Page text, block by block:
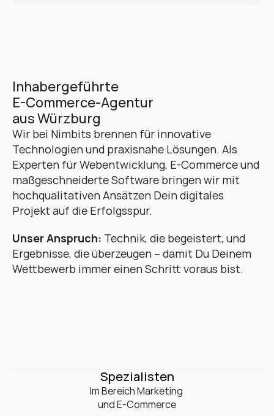
Inhabergeführte
E-Commerce-Agentur
aus Würzburg
Wir bei Nimbits brennen für innovative
Technologien und praxisnahe Lösungen. Als
Experten für Webentwicklung, E-Commerce und
maßgeschneiderte Software bringen wir mit
hochqualitativen Ansätzen Dein digitales
Projekt auf die Erfolgsspur.
Unser Anspruch: Technik, die begeistert, und
Ergebnisse, die überzeugen – damit Du Deinem
Wettbewerb immer einen Schritt voraus bist.
0+
Spezialisten
Im Bereich Marketing
und E-Commerce